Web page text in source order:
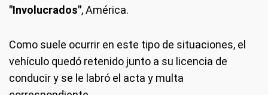
"Involucrados", América.
Como suele ocurrir en este tipo de situaciones, el
vehículo quedó retenido junto a su licencia de
conducir y se le labró el acta y multa